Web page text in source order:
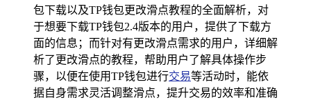
包下载以及TP钱包更改滑点教程的全面解析，对
于想要下载TP钱包2.4版本的用户，提供了下载方
面的信息；而针对有更改滑点需求的用户，详细解
析了更改滑点的教程，帮助用户了解具体操作步
骤，以便在使用TP钱包进行交易等活动时，能依
据自身需求灵活调整滑点，提升交易的效率和准确